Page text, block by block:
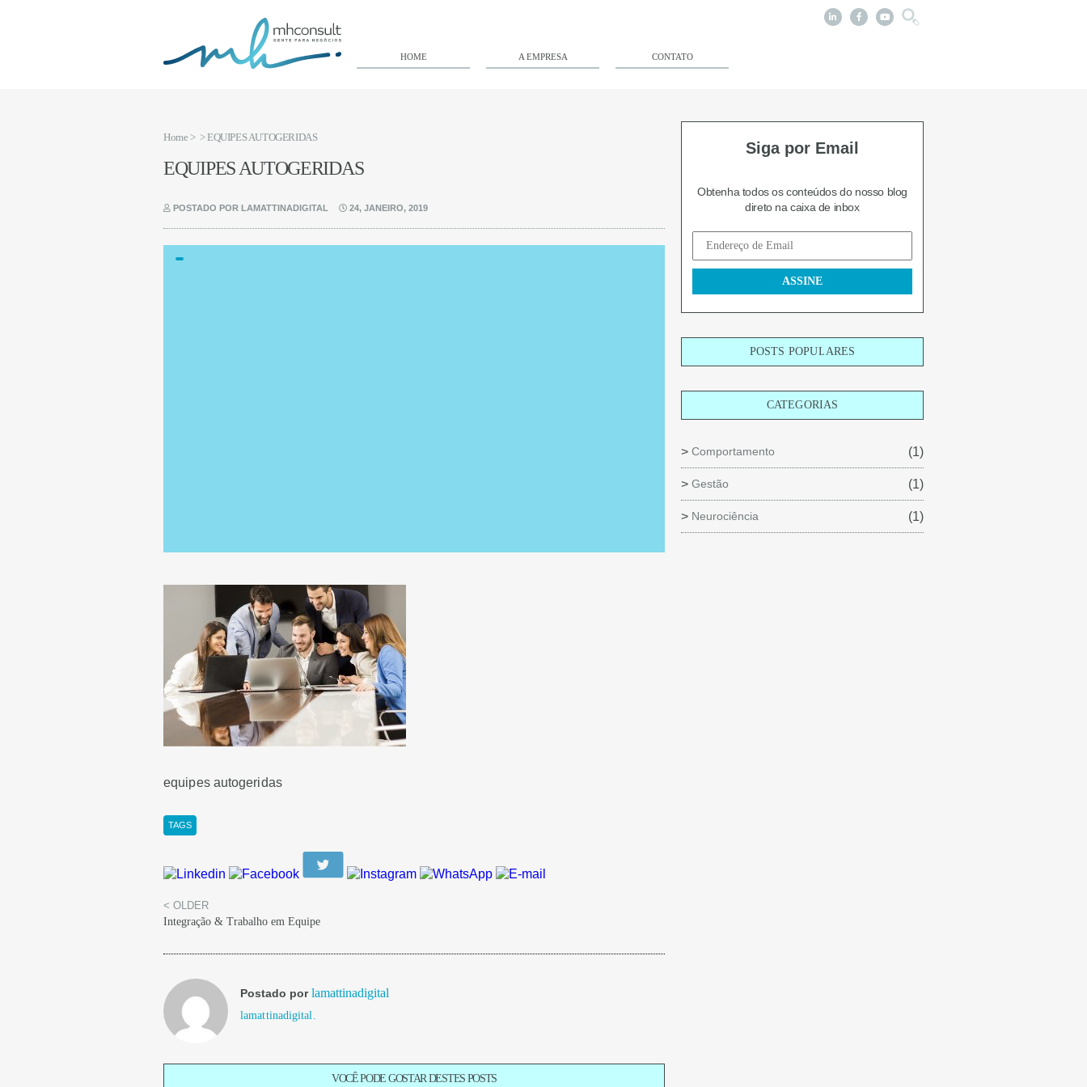
HOME A EMPRESA CONTATO
Home > > EQUIPES AUTOGERIDAS
EQUIPES AUTOGERIDAS
POSTADO POR LAMATTINADIGITAL 24, JANEIRO, 2019
equipes autogeridas
TAGS
< OLDER
Integração & Trabalho em Equipe
Postado porlamattinadigital
lamattinadigital.
VOCÊ PODE GOSTAR DESTES POSTS
Siga por Email
Obtenha todos os conteúdos do nosso blog
direto na caixa de inbox
POSTS POPULARES
CATEGORIAS
Comportamento (1)
Gestão (1)
Neurociência (1)